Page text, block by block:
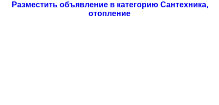
Разместить объявление в категорию Сантехника,
отопление